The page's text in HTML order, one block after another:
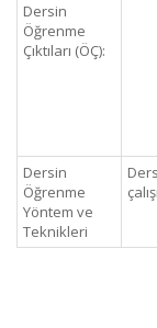
Dersin
Öğrenme
Çıktıları (ÖÇ):
Dersin
Öğrenme
Yöntem ve
Teknikleri